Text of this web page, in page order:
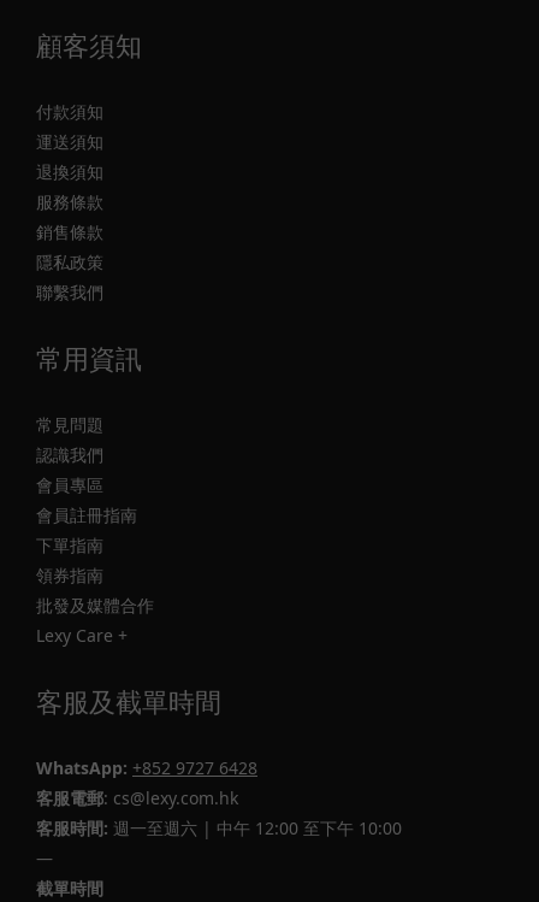
顧客須知
付款須知
運送須知
退換須知
服務條款
銷售條款
隱私政策
聯繫我們
常用資訊
常見問題
認識我們
會員專區
會員註冊指南
下單指南
領券指南
批發及媒體合作
Lexy Care +
客服及截單時間
WhatsApp: +852 9727 6428
客服電郵: cs@lexy.com.hk
客服時間: 週一至週六 | 中午 12:00 至下午 10:00
—
截單時間